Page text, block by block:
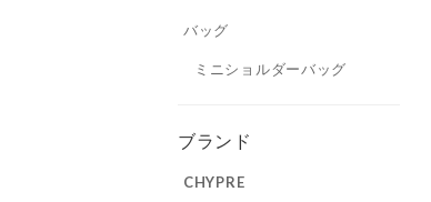
バッグ
ミニショルダーバッグ
ブランド
CHYPRE